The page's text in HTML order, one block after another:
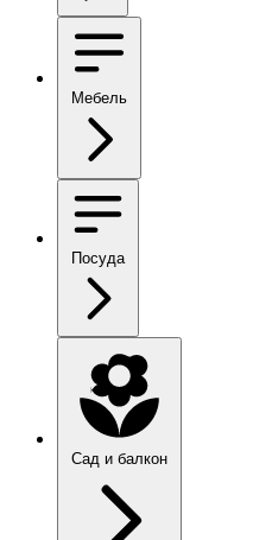
Мебель
Посуда
Сад и балкон